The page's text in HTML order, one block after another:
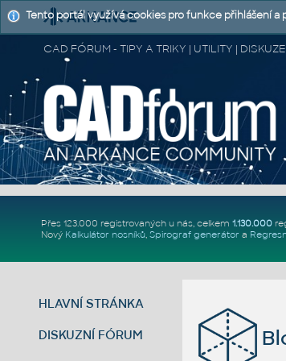
CAD FÓRUM - TIPY A TRIKY | UTILITY |
Přes 123.000 registrovaných u nás, celkem 1.130.000
Nový Kalkulátor nosníků, Spirograf generátor a
HLAVNÍ STRÁNKA
DISKUZNÍ FÓRUM
Tento portál využívá cookies pro funkce přihlášení